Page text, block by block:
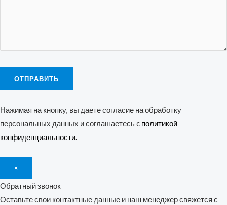
Нажимая на кнопку, вы даете согласие на обработку
персональных данных и соглашаетесь c политикой
конфиденциальности.
×
Обратный звонок
Оставьте свои контактные данные и наш менеджер свяжется с